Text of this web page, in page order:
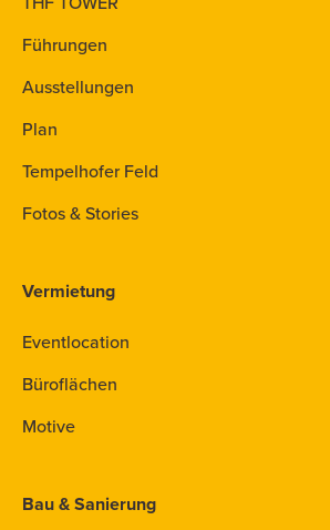
Führungen
Ausstellungen
Plan
Tempelhofer Feld
Fotos & Stories
Vermietung
Eventlocation
Büroflächen
Motive
Bau & Sanierung